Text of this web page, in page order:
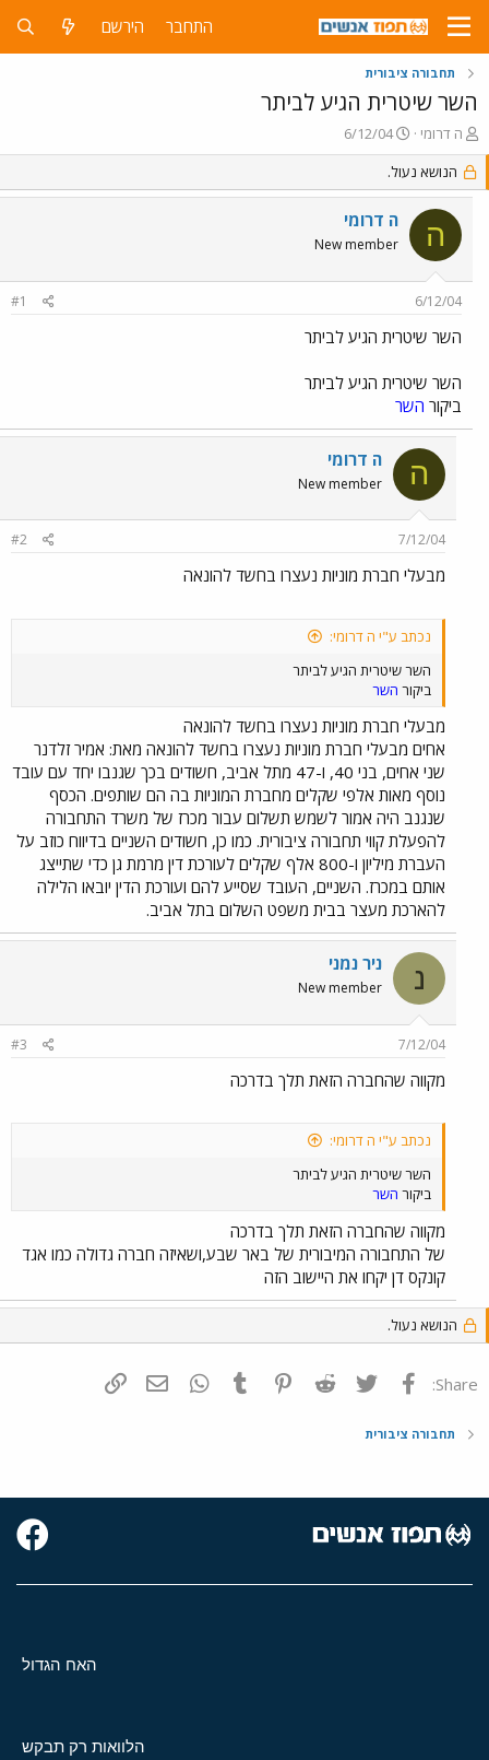
התחבר הירשם
תחבורה ציבורית
השר שיטרית הגיע לביתר
פ
ו
ת
ח
נ
ה דרומי
פ
ו
ר
ס
ם
ב
ת
ך
6/12/04
הנושא נעול.
ה ה דרומי
New member
6/12/04
#1
השר שיטרית הגיע לביתר
השר שיטרית הגיע לביתר
ביקור השר
ה ה דרומי
New member
7/12/04
#2
מבעלי חברת מוניות נעצרו בחשד להונאה
נכתב ע"י ה דרומי:
השר שיטרית הגיע לביתר
ביקור השר
מבעלי חברת מוניות נעצרו בחשד להונאה
אחים מבעלי חברת מוניות נעצרו בחשד להונאה מאת: אמיר זלדנר
שני אחים, בני 40, ו-47 מתל אביב, חשודים בכך שגנבו יחד עם עובד
נוסף מאות אלפי שקלים מחברת המוניות בה הם שותפים. הכסף
שנגנב היה אמור לשמש תשלום עבור מכרז של משרד התחבורה
להפעלת קווי תחבורה ציבורית. כמו כן, חשודים השניים בדיווח כוזב על
העברת מיליון ו-800 אלף שקלים לעורכת דין מרמת גן כדי שתייצג
אותם במכרז. השניים, העובד שסייע להם ועורכת הדין יובאו הלילה
להארכת מעצר בבית משפט השלום בתל אביב.
נ ניר נמני
New member
7/12/04
#3
מקווה שהחברה הזאת תלך בדרכה
נכתב ע"י ה דרומי:
השר שיטרית הגיע לביתר
ביקור השר
מקווה שהחברה הזאת תלך בדרכה
של התחבורה המיבורית של באר שבע,ושאיזה חברה גדולה כמו אגד
קונקס דן יקחו את היישוב הזה
הנושא נעול.
Share: פייסבוק Twitter
Reddit
Pinterest
Tumblr
WhatsAppדואר אלקטרוני
תחבורה ציבורית
האח הגדול
הלוואות רק תבקש